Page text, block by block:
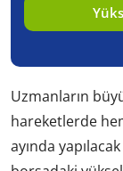
Uzmanların
hareketlerde
ayında